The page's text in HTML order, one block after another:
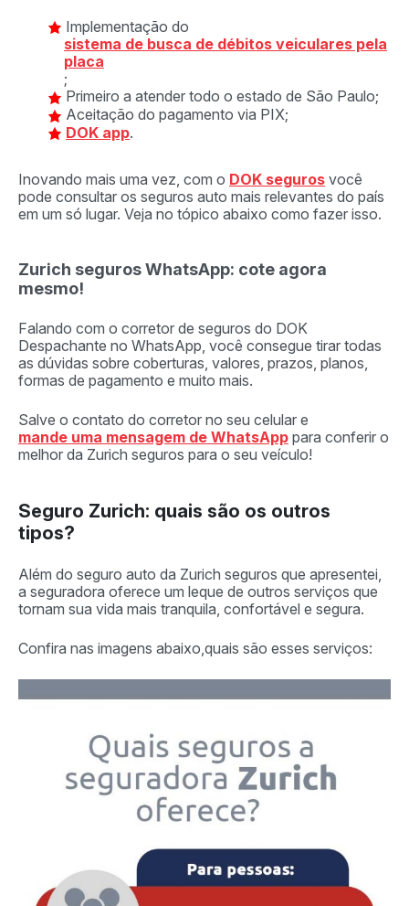
Implementação do
sistema de busca de débitos veiculares pela
placa
;
Primeiro a atender todo o estado de São Paulo;
Aceitação do pagamento via PIX;
DOK app.
Inovando mais uma vez, com o DOK seguros você
pode consultar os seguros auto mais relevantes do país
em um só lugar. Veja no tópico abaixo como fazer isso.
Zurich seguros WhatsApp: cote agora
mesmo!
Falando com o corretor de seguros do DOK
Despachante no WhatsApp, você consegue tirar todas
as dúvidas sobre coberturas, valores, prazos, planos,
formas de pagamento e muito mais.
Salve o contato do corretor no seu celular e
mande uma mensagem de WhatsApp para conferir o
melhor da Zurich seguros para o seu veículo!
Seguro Zurich: quais são os outros
tipos?
Além do seguro auto da Zurich seguros que apresentei,
a seguradora oferece um leque de outros serviços que
tornam sua vida mais tranquila, confortável e segura.
Confira nas imagens abaixo,quais são esses serviços: